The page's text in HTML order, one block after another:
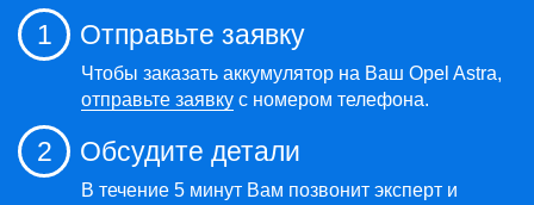
1 Отправьте заявку
Чтобы заказать аккумулятор на Ваш Opel Astra,
отправьте заявку с номером телефона.
2 Обсудите детали
В течение 5 минут Вам позвонит эксперт и